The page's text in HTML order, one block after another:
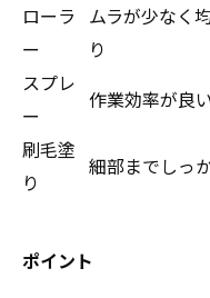
ローラ
ー
ムラが少なく
り
スプレ
ー
作業効率が良
刷毛塗
り
細部までしっ
ポイント